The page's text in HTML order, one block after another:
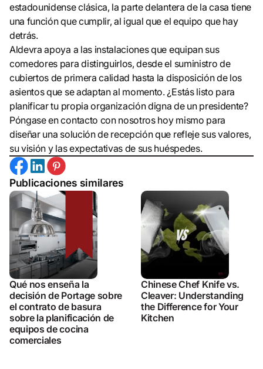
estadounidense clásica, la parte delantera de la casa tiene
una función que cumplir, al igual que el equipo que hay
detrás.
Aldevra apoya a las instalaciones que equipan sus
comedores para distinguirlos, desde el suministro de
cubiertos de primera calidad hasta la disposición de los
asientos que se adaptan al momento. ¿Estás listo para
planificar tu propia organización digna de un presidente?
Póngase en contacto con nosotros hoy mismo para
diseñar una solución de recepción que refleje sus valores,
su visión y las expectativas de sus huéspedes.
Publicaciones similares
Qué nos enseña la
decisión de Portage sobre
el contrato de basura
sobre la planificación de
equipos de cocina
comerciales
Chinese Chef Knife vs.
Cleaver: Understanding
the Difference for Your
Kitchen